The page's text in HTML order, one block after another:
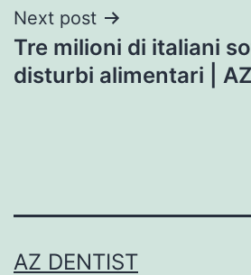
Next post
Tre milioni di italiani
disturbi alimentari |
AZ DENTIST